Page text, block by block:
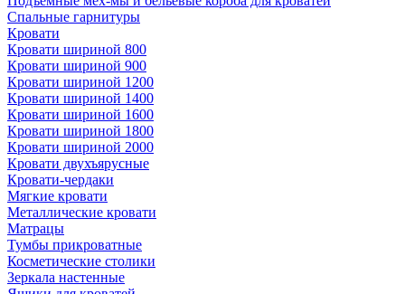
Спальные гарнитуры
Кровати
Кровати шириной 800
Кровати шириной 900
Кровати шириной 1200
Кровати шириной 1400
Кровати шириной 1600
Кровати шириной 1800
Кровати шириной 2000
Кровати двухъярусные
Кровати-чердаки
Мягкие кровати
Металлические кровати
Матрацы
Тумбы прикроватные
Косметические столики
Зеркала настенные